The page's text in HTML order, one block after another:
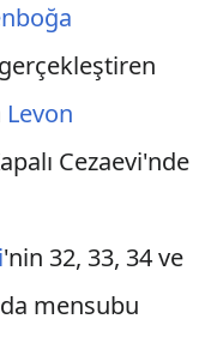
gerçekleştiren
Levon
Cezaevi'nde
'nin 32, 33, 34 ve
mensubu